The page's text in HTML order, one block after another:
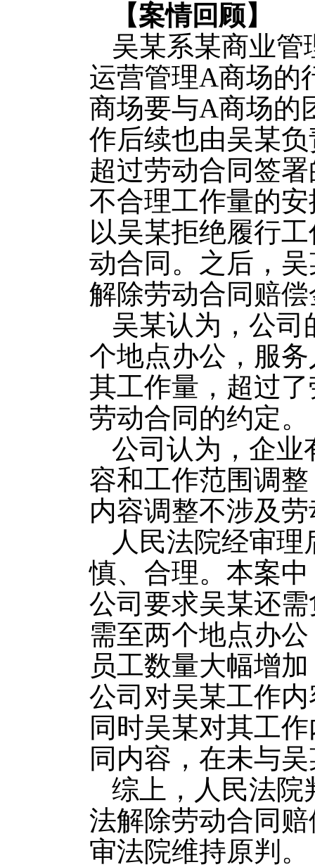
【案情回顾】
吴某系某商业管
运营管理A商场的
商场要与A商场的
作后续也由吴某
超过劳动合同签
不合理工作量的
以吴某拒绝履行
动合同。 之后，
解除劳动合同赔
吴某认为，公
个地点办公，服
其工作量，超过
劳动合同的约定。
公司认为，企业
容和工作范围调
内容调整不涉及
人民法院经审
慎、合理。本案
公司要求吴某还
需至两个地点办
员工数量大幅增
公司对吴某工作
同时吴某对其工
同内容，在未与
综上，人民法院
法解除劳动合同
审法院维持原判。